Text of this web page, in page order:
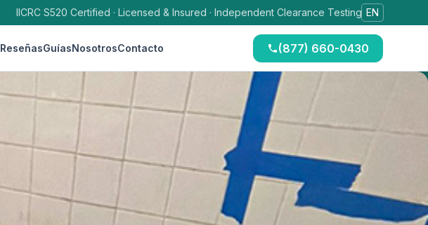
IICRC S520 Certified · Licensed & Insured · Independent Clearance Testing EN
ReseñasGuíasNosotrosContacto (877) 660-0430